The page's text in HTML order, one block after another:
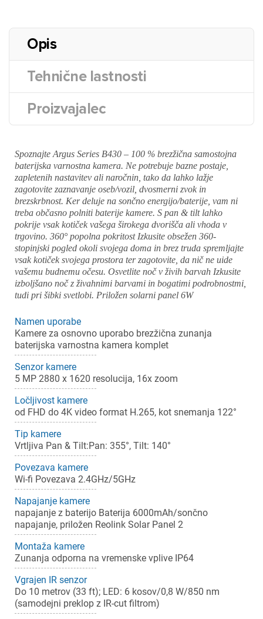
Opis
Tehnične lastnosti
Proizvajalec
Spoznajte Argus Series B430 – 100 % brezžična samostojna
baterijska varnostna kamera. Ne potrebuje bazne postaje,
zapletenih nastavitev ali naročnin, tako da lahko lažje
zagotovite zaznavanje oseb/vozil, dvosmerni zvok in
brezskrbnost. Ker deluje na sončno energijo/baterije, vam ni
treba občasno polniti baterije kamere. S pan & tilt lahko
pokrije vsak kotiček vašega širokega dvorišča ali vhoda v
trgovino. 360° popolna pokritost Izkusite obsežen 360-
stopinjski pogled okoli svojega doma in brez truda spremljajte
vsak kotiček svojega prostora ter zagotovite, da nič ne uide
vašemu budnemu očesu. Osvetlite noč v živih barvah Izkusite
izboljšano noč z živahnimi barvami in bogatimi podrobnostmi,
tudi pri šibki svetlobi. Priložen solarni panel 6W
Namen uporabe
Kamere za osnovno uporabo brezžična zunanja
baterijska varnostna kamera komplet
Senzor kamere
5 MP 2880 x 1620 resolucija, 16x zoom
Ločljivost kamere
od FHD do 4K video format H.265, kot snemanja 122°
Tip kamere
Vrtljiva Pan & Tilt:Pan: 355°, Tilt: 140°
Povezava kamere
Wi-fi Povezava 2.4GHz/5GHz
Napajanje kamere
napajanje z baterijo Baterija 6000mAh/sončno
napajanje, priložen Reolink Solar Panel 2
Montaža kamere
Zunanja odporna na vremenske vplive IP64
Vgrajen IR senzor
Do 10 metrov (33 ft); LED: 6 kosov/0,8 W/850 nm
(samodejni preklop z IR-cut filtrom)